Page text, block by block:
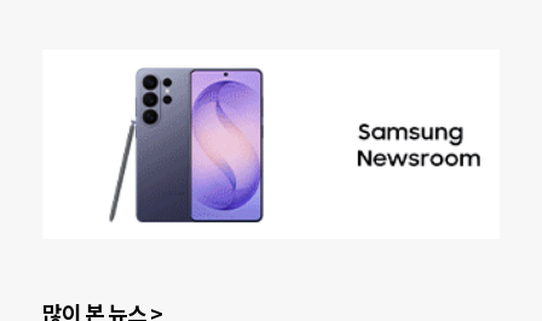
많이 본 뉴스 >